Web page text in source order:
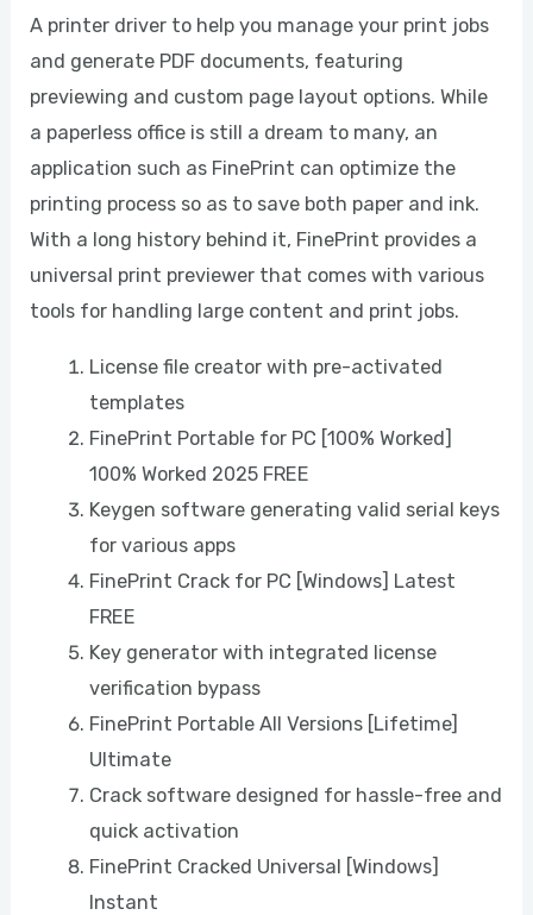
A printer driver to help you manage your print jobs
and generate PDF documents, featuring
previewing and custom page layout options. While
a paperless office is still a dream to many, an
application such as FinePrint can optimize the
printing process so as to save both paper and ink.
With a long history behind it, FinePrint provides a
universal print previewer that comes with various
tools for handling large content and print jobs.
License file creator with pre-activated
templates
FinePrint Portable for PC [100% Worked]
100% Worked 2025 FREE
Keygen software generating valid serial keys
for various apps
FinePrint Crack for PC [Windows] Latest
FREE
Key generator with integrated license
verification bypass
FinePrint Portable All Versions [Lifetime]
Ultimate
Crack software designed for hassle-free and
quick activation
FinePrint Cracked Universal [Windows]
Instant